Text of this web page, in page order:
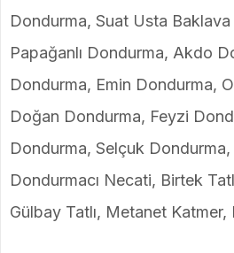
Dondurma, Suat Usta
Papağanlı Dondurma, Akdo
Dondurma, Emin Dondurma,
Doğan Dondurma, Feyzi
Dondurma, Selçuk
Dondurmacı Necati, Birtek
Gülbay Tatlı, Metanet